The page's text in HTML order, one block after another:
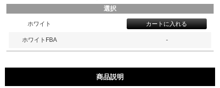
選択
ホワイト
ホワイトFBA -
商品説明